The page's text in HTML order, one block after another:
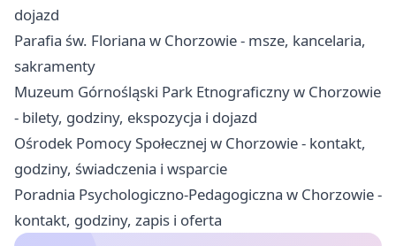
dojazd
Parafia św. Floriana w Chorzowie - msze, kancelaria,
sakramenty
Muzeum Górnośląski Park Etnograficzny w Chorzowie
- bilety, godziny, ekspozycja i dojazd
Ośrodek Pomocy Społecznej w Chorzowie - kontakt,
godziny, świadczenia i wsparcie
Poradnia Psychologiczno-Pedagogiczna w Chorzowie -
kontakt, godziny, zapis i oferta